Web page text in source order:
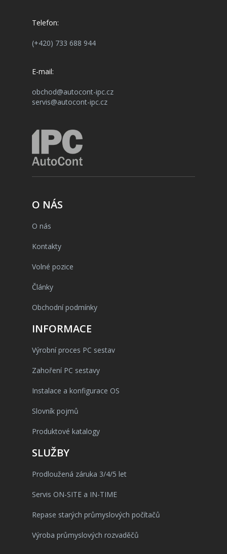
Telefon:
(+420) 733 688 944
E-mail:
obchod@autocont-ipc.cz
servis@autocont-ipc.cz
O NÁS
O nás
Kontakty
Volné pozice
Články
Obchodní podmínky
INFORMACE
Výrobní proces PC sestav
Zahoření PC sestavy
Instalace a konfigurace OS
Slovník pojmů
Produktové katalogy
SLUŽBY
Prodloužená záruka 3/4/5 let
Servis ON-SITE a IN-TIME
Repase starých průmyslových počítačů
Výroba průmyslových rozvaděčů